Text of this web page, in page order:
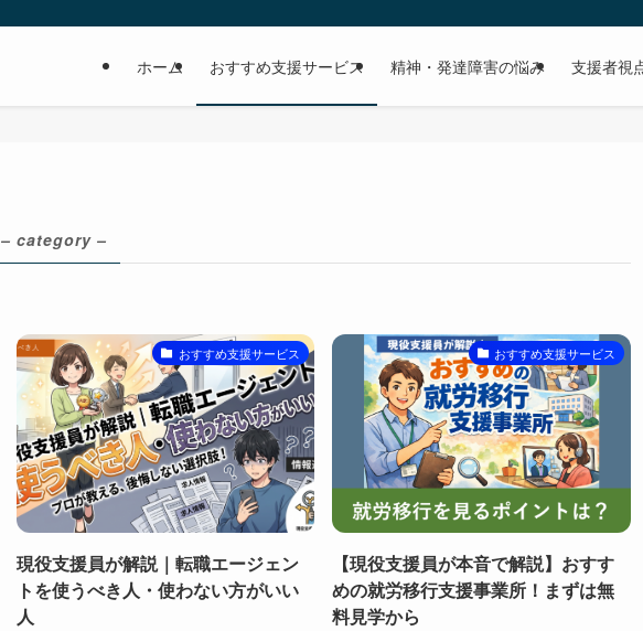
ホーム おすすめ支援サービス 精神・発達障害の悩み 支援者視
– category –
おすすめ支援サービス
現役支援員が解説｜転職エージェン
トを使うべき人・使わない方がいい
人
おすすめ支援サービス
【現役支援員が本音で解説】おすす
めの就労移行支援事業所！まずは無
料見学から